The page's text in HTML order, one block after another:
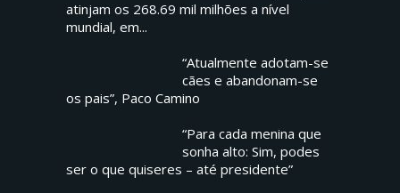
atinjam os 268.69 mil milhões a nível
mundial, em...
“Atualmente adotam-se
cães e abandonam-se
os pais”, Paco Camino
“Para cada menina que
sonha alto: Sim, podes
ser o que quiseres – até presidente”